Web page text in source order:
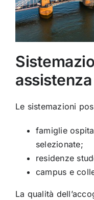
Le sistemazioni
famiglie
selezionate;
residenze
campus e
La qualità